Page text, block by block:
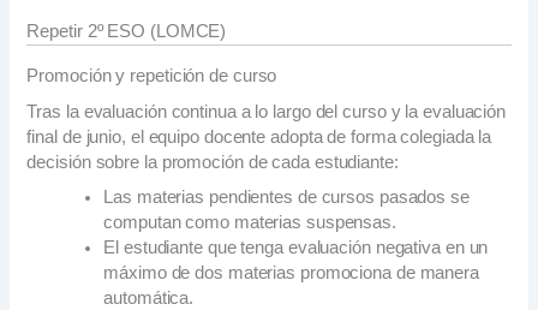
Repetir 2º ESO (LOMCE)
Promoción y repetición de curso
Tras la evaluación continua a lo largo del curso y la evaluación
final de junio, el equipo docente adopta de forma colegiada la
decisión sobre la promoción de cada estudiante:
Las materias pendientes de cursos pasados se
computan como materias suspensas.
El estudiante que tenga evaluación negativa en un
máximo de dos materias promociona de manera
automática.